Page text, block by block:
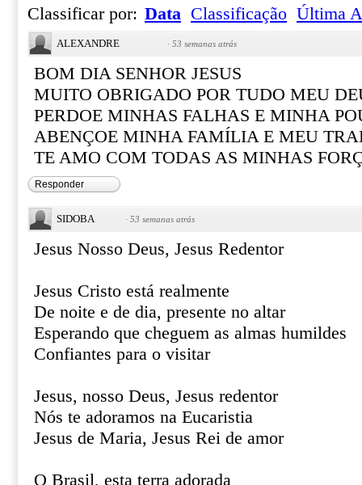
Classificar por: Data Classificação Última
ALEXANDRE · 53 semanas atrás
BOM DIA SENHOR JESUS
MUITO OBRIGADO POR TUDO MEU
PERDOE MINHAS FALHAS E MINHA
ABENÇOE MINHA FAMÍLIA E MEU
TE AMO COM TODAS AS MINHAS
Responder
SIDOBA · 53 semanas atrás
Jesus Nosso Deus, Jesus Redentor
Jesus Cristo está realmente
De noite e de dia, presente no altar
Esperando que cheguem as almas humildes
Confiantes para o visitar
Jesus, nosso Deus, Jesus redentor
Nós te adoramos na Eucaristia
Jesus de Maria, Jesus Rei de amor
O Brasil, esta terra adorada